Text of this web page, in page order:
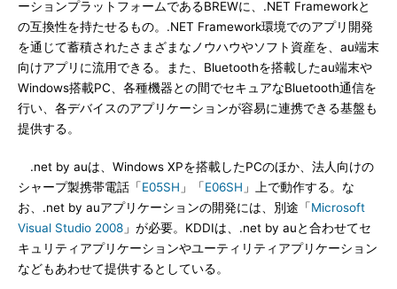
ーションプラットフォームであるBREWに、.NET Frameworkと
の互換性を持たせるもの。.NET Framework環境でのアプリ開発
を通じて蓄積されたさまざまなノウハウやソフト資産を、au端末
向けアプリに流用できる。また、Bluetoothを搭載したau端末や
Windows搭載PC、各種機器との間でセキュアなBluetooth通信を
行い、各デバイスのアプリケーションが容易に連携できる基盤も
提供する。
.net by auは、Windows XPを搭載したPCのほか、法人向けの
シャープ製携帯電話「E05SH 」「E06SH 」上で動作する。な
お、.net by auアプリケーションの開発には、別途「Microsoft
Visual Studio 2008 」が必要。KDDIは、.net by auと合わせてセ
キュリティアプリケーションやユーティリティアプリケーション
などもあわせて提供するとしている。